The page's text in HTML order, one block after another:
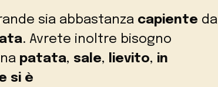
sia abbastanza capiente da
. Avrete inoltre bisogno
patata, sale, lievito, in
si è